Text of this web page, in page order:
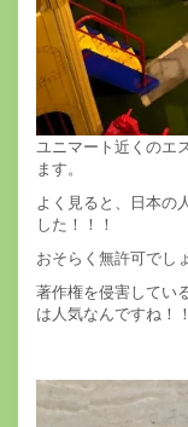
ユニマート近くのエ
ます。
よく見ると、日本の
した！！！
おそらく無許可でし
著作権を侵害してい
は人気なんですね！